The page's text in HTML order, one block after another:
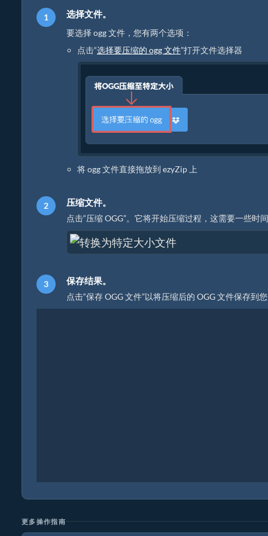
选择文件。
要选择 ogg 文件，您有两个选项：
点击“选择要压缩的 ogg 文件”打开文件选择器
将 ogg 文件直接拖放到 ezyZip 上
压缩文件。
点击“压缩 OGG”。它将开始压缩过程，这需要一些时间
保存结果。
点击“保存 OGG 文件”以将压缩后的 OGG 文件保存到
更多操作指南